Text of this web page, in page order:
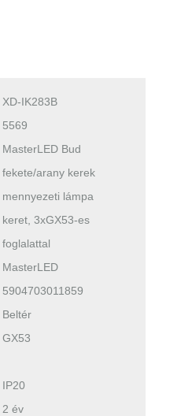
XD-IK283B
5569
MasterLED Bud
fekete/arany kerek
mennyezeti lámpa
keret, 3xGX53-es
foglalattal
MasterLED
5904703011859
Beltér
GX53
IP20
2 év